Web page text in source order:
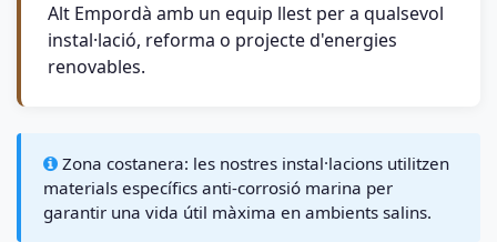
Alt Empordà amb un equip llest per a qualsevol
instal·lació, reforma o projecte d'energies
renovables.
Zona costanera: les nostres instal·lacions utilitzen
materials específics anti-corrosió marina per
garantir una vida útil màxima en ambients salins.